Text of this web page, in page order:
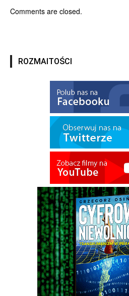
Comments are closed.
ROZMAITOŚCI